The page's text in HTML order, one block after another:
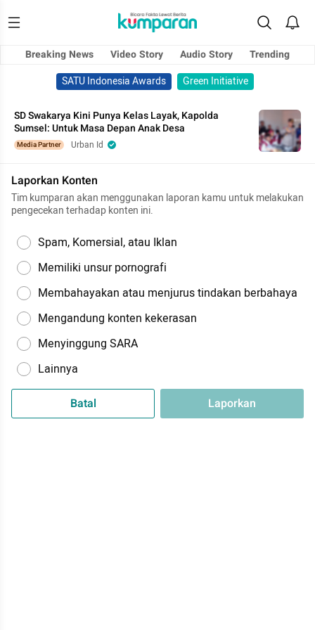
Breaking News Video Story Audio Story
Trending
SATU Indonesia Awards
Green Initiative
SD Swakarya Kini Punya Kelas Layak, Kapolda
Sumsel: Untuk Masa Depan Anak Desa
Media Partner Urban Id
Laporkan Konten
Tim kumparan akan menggunakan laporan kamu untuk melakukan
pengecekan terhadap konten ini.
Spam, Komersial, atau Iklan
Memiliki unsur pornografi
Membahayakan atau menjurus tindakan berbahaya
Mengandung konten kekerasan
Menyinggung SARA
Lainnya
Batal Laporkan